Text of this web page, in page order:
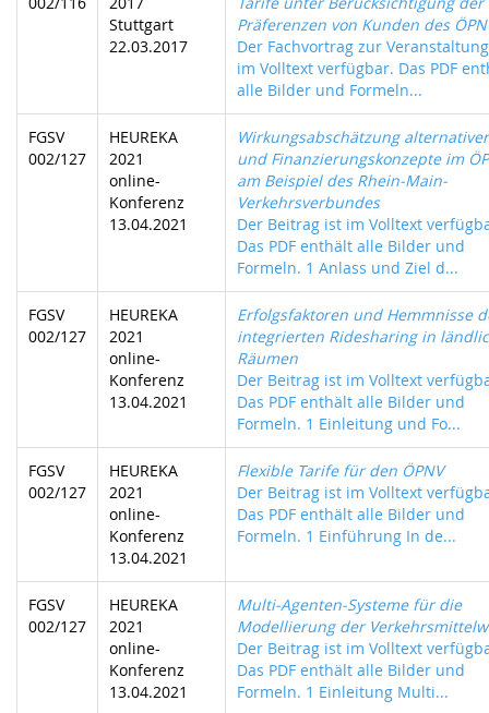
Stuttgart
22.03.2017
Präferenzen von Kunden des
Der Fachvortrag zur
im Volltext verfügbar. Das PDF
alle Bilder und Formeln...
FGSV
002/127
HEUREKA
2021
online-
Konferenz
13.04.2021
Wirkungsabschätzung
und Finanzierungskonzepte im
am Beispiel des Rhein-Main-
Verkehrsverbundes
Der Beitrag ist im Volltext
Das PDF enthält alle Bilder und
Formeln. 1 Anlass und Ziel d...
FGSV
002/127
HEUREKA
2021
online-
Konferenz
13.04.2021
Erfolgsfaktoren und Hemmnisse
integrierten Ridesharing in
Räumen
Der Beitrag ist im Volltext
Das PDF enthält alle Bilder und
Formeln. 1 Einleitung und Fo...
FGSV
002/127
HEUREKA
2021
online-
Konferenz
13.04.2021
Flexible Tarife für den ÖPNV
Der Beitrag ist im Volltext
Das PDF enthält alle Bilder und
Formeln. 1 Einführung In de...
FGSV
002/127
HEUREKA
2021
online-
Konferenz
13.04.2021
Multi-Agenten-Systeme für die
Modellierung der
Der Beitrag ist im Volltext
Das PDF enthält alle Bilder und
Formeln. 1 Einleitung Multi...